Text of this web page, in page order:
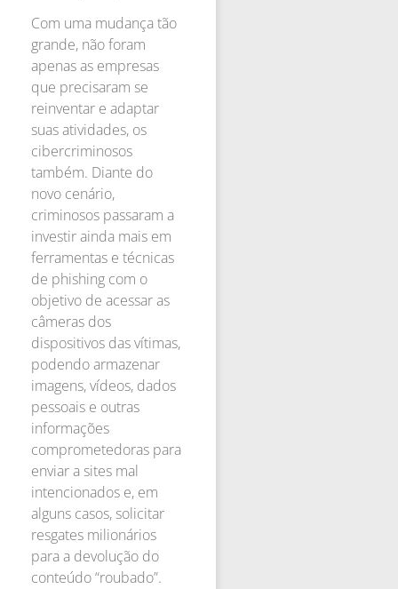
Com uma mudança tão
grande, não foram
apenas as empresas
que precisaram se
reinventar e adaptar
suas atividades, os
cibercriminosos
também. Diante do
novo cenário,
criminosos passaram a
investir ainda mais em
ferramentas e técnicas
de phishing com o
objetivo de acessar as
câmeras dos
dispositivos das vítimas,
podendo armazenar
imagens, vídeos, dados
pessoais e outras
informações
comprometedoras para
enviar a sites mal
intencionados e, em
alguns casos, solicitar
resgates milionários
para a devolução do
conteúdo “roubado”.